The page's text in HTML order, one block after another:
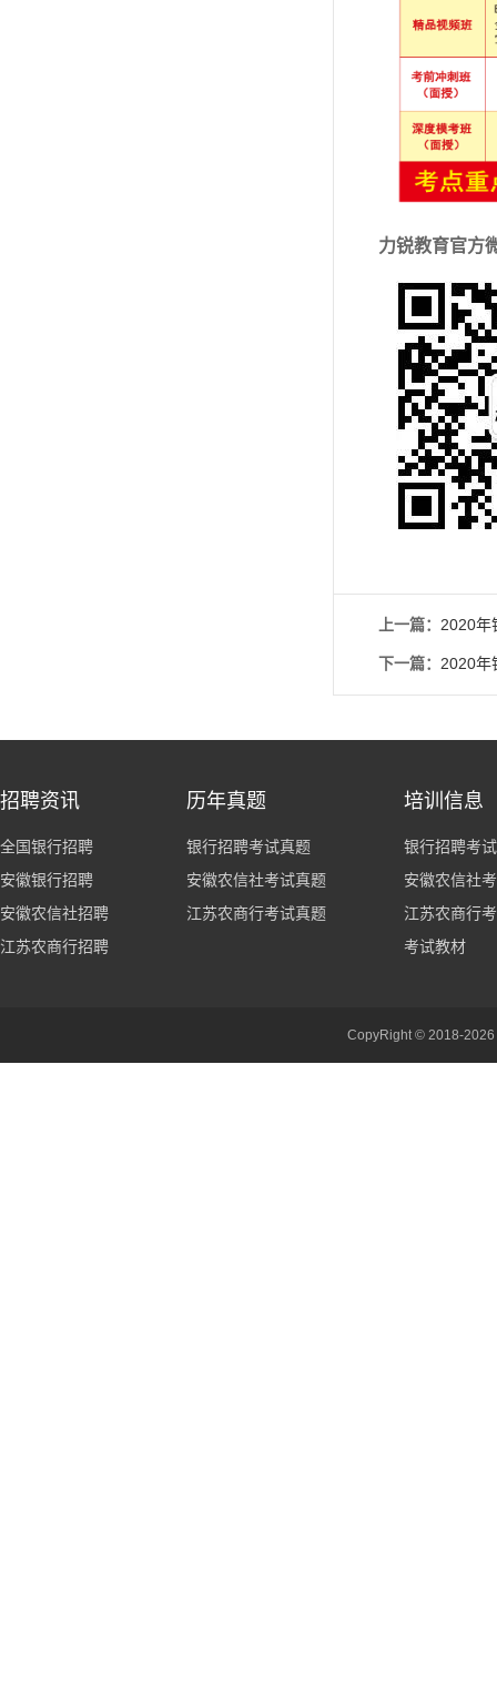
力锐教育官方
上一篇： 2020年
下一篇： 2020年
招聘资讯
全国银行招聘
安徽银行招聘
安徽农信社招聘
江苏农商行招聘
历年真题
银行招聘考试真题
安徽农信社考试真题
江苏农商行考试真题
培训信息
银行招聘考
安徽农信社
江苏农商行
考试教材
CopyRight © 2018-